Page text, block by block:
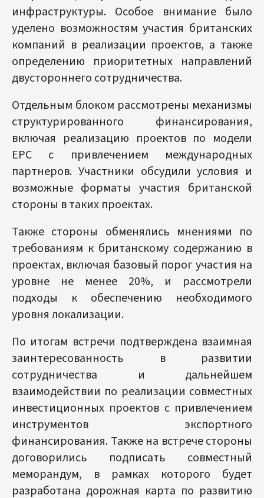
инфраструктуры. Особое внимание было
уделено возможностям участия британских
компаний в реализации проектов, а также
определению приоритетных направлений
двустороннего сотрудничества.
Отдельным блоком рассмотрены механизмы
структурированного финансирования,
включая реализацию проектов по модели
EPC с привлечением международных
партнеров. Участники обсудили условия и
возможные форматы участия британской
стороны в таких проектах.
Также стороны обменялись мнениями по
требованиям к британскому содержанию в
проектах, включая базовый порог участия на
уровне не менее 20%, и рассмотрели
подходы к обеспечению необходимого
уровня локализации.
По итогам встречи подтверждена взаимная
заинтересованность в развитии
сотрудничества и дальнейшем
взаимодействии по реализации совместных
инвестиционных проектов с привлечением
инструментов экспортного
финансирования. Также на встрече стороны
договорились подписать совместный
меморандум, в рамках которого будет
разработана дорожная карта по развитию